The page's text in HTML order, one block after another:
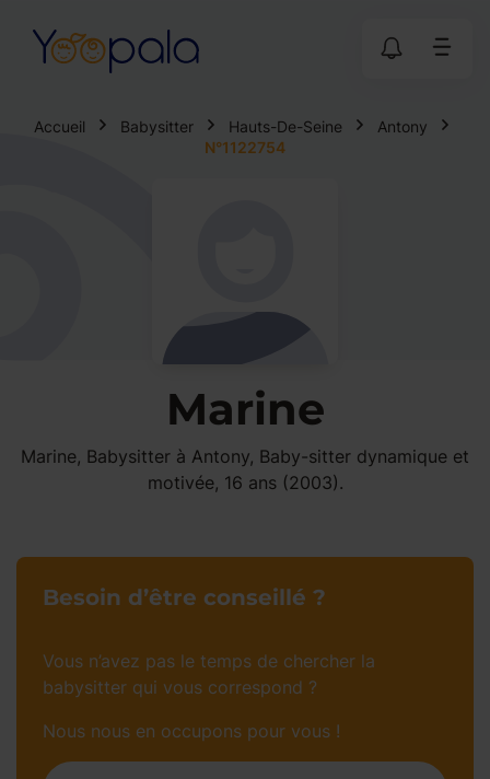
Accueil Babysitter Hauts-De-Seine
Antony
N°1122754
Marine
Marine, Babysitter à Antony, Baby-sitter dynamique et
motivée, 16 ans (2003).
Besoin d’être conseillé ?
Vous n’avez pas le temps de chercher la
babysitter qui vous correspond ?
Nous nous en occupons pour vous !